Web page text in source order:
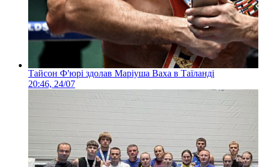
Тайсон Ф'юрі здолав Маріуша Ваха в Таїланді
20:46, 24/07